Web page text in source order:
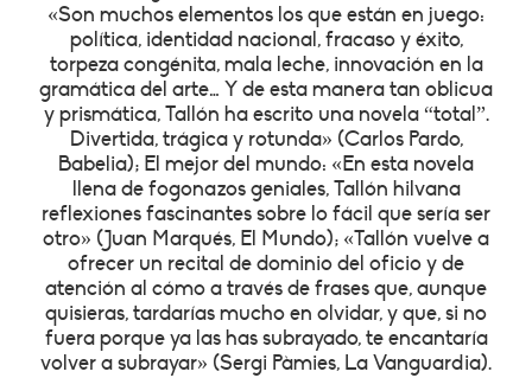
«Son muchos elementos los que están en juego:
política, identidad nacional, fracaso y éxito,
torpeza congénita, mala leche, innovación en la
gramática del arte… Y de esta manera tan oblicua
y prismática, Tallón ha escrito una novela “total”.
Divertida, trágica y rotunda» (Carlos Pardo,
Babelia); El mejor del mundo: «En esta novela
llena de fogonazos geniales, Tallón hilvana
reflexiones fascinantes sobre lo fácil que sería ser
otro» (Juan Marqués, El Mundo); «Tallón vuelve a
ofrecer un recital de dominio del oficio y de
atención al cómo a través de frases que, aunque
quisieras, tardarías mucho en olvidar, y que, si no
fuera porque ya las has subrayado, te encantaría
volver a subrayar» (Sergi Pàmies, La Vanguardia).